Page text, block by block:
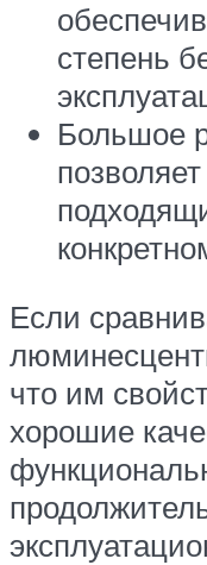
степень
Большое
Если
что им
хорошие